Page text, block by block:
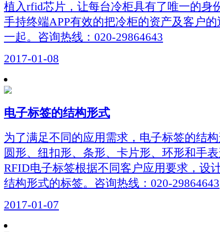
植入rfid芯片，让每台冷柜具有了唯一的身
手持终端APP有效的把冷柜的资产及客户
一起。咨询热线：020-29864643
2017-01-08
电子标签的结构形式
为了满足不同的应用需求，电子标签的结
圆形、纽扣形、条形、卡片形、环形和手
RFID电子标签根据不同客户应用要求，设
结构形式的标签。咨询热线：020-29864643
2017-01-07